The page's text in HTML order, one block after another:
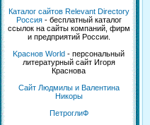
Каталог сайтов Relevant Directory
Россия- бесплатный каталог
ссылок на сайты компаний, фирм
и предприятий России.
Kраснов World - персональный
литературный сайт Игоря
Краснова
Сайт Людмилы и Валентина
Никоры
ПетроглиФ